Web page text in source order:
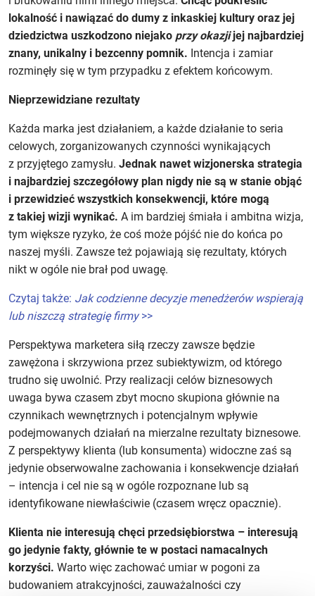
lokalność i nawiązać do dumy z inkaskiej kultury oraz jej
dziedzictwa uszkodzono niejako przy okazjijej najbardziej
znany, unikalny i bezcenny pomnik. Intencja i zamiar
rozminęły się w tym przypadku z efektem końcowym.
Nieprzewidziane rezultaty
Każda marka jest działaniem, a każde działanie to seria
celowych, zorganizowanych czynności wynikających
z przyjętego zamysłu. Jednak nawet wizjonerska strategia
i najbardziej szczegółowy plan nigdy nie są w stanie objąć
i przewidzieć wszystkich konsekwencji, które mogą
z takiej wizji wynikać. A im bardziej śmiała i ambitna wizja,
tym większe ryzyko, że coś może pójść nie do końca po
naszej myśli. Zawsze też pojawiają się rezultaty, których
nikt w ogóle nie brał pod uwagę.
Czytaj także: Jak codzienne decyzje menedżerów wspierają
lub niszczą strategię firmy>>
Perspektywa marketera siłą rzeczy zawsze będzie
zawężona i skrzywiona przez subiektywizm, od którego
trudno się uwolnić. Przy realizacji celów biznesowych
uwaga bywa czasem zbyt mocno skupiona głównie na
czynnikach wewnętrznych i potencjalnym wpływie
podejmowanych działań na mierzalne rezultaty biznesowe.
Z perspektywy klienta (lub konsumenta) widoczne zaś są
jedynie obserwowalne zachowania i konsekwencje działań
– intencja i cel nie są w ogóle rozpoznane lub są
identyfikowane niewłaściwie (czasem wręcz opacznie).
Klienta nie interesują chęci przedsiębiorstwa – interesują
go jedynie fakty, głównie te w postaci namacalnych
korzyści. Warto więc zachować umiar w pogoni za
budowaniem atrakcyjności, zauważalności czy